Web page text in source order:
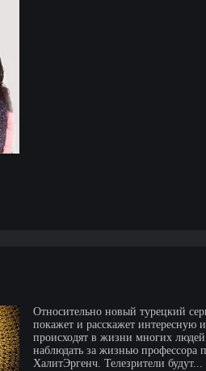
Относительно новый турецкий
покажет и расскажет интересную
происходят в жизни многих
наблюдать за жизнью профессора
ХалитЭргенч. Телезрители будут...